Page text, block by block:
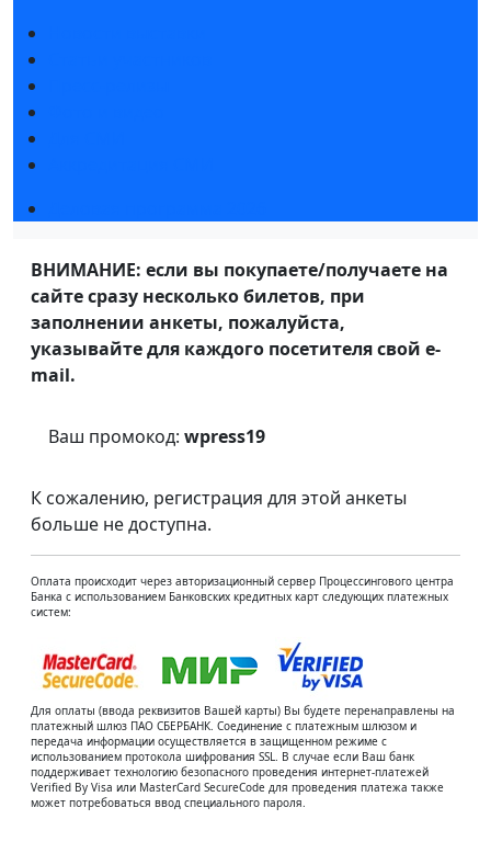
ВНИМАНИЕ: если вы покупаете/получаете на
сайте сразу несколько билетов, при
заполнении анкеты, пожалуйста,
указывайте для каждого посетителя свой e-
mail.
Ваш промокод: wpress19
К сожалению, регистрация для этой анкеты
больше не доступна.
Оплата происходит через авторизационный сервер Процессингового центра
Банка с использованием Банковских кредитных карт следующих платежных
систем:
Для оплаты (ввода реквизитов Вашей карты) Вы будете перенаправлены на
платежный шлюз ПАО СБЕРБАНК. Соединение с платежным шлюзом и
передача информации осуществляется в защищенном режиме с
использованием протокола шифрования SSL. В случае если Ваш банк
поддерживает технологию безопасного проведения интернет-платежей
Verified By Visa или MasterCard SecureCode для проведения платежа также
может потребоваться ввод специального пароля.